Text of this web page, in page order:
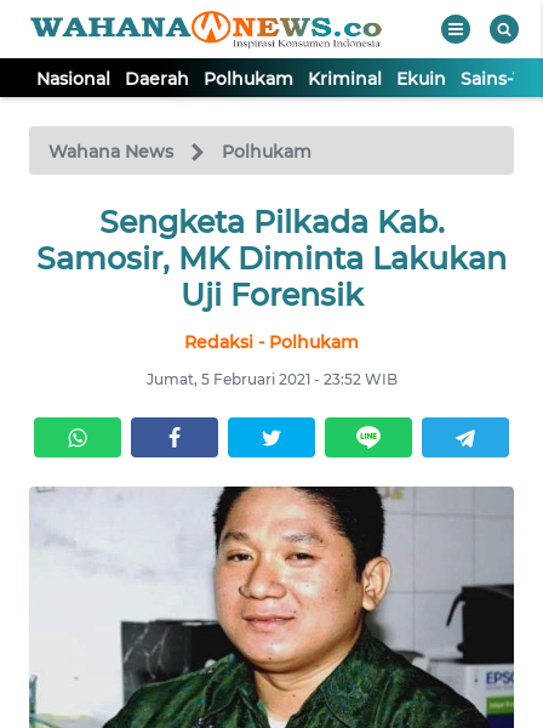
Nasional Daerah Polhukam Kriminal Ekuin Sains-
Wahana News Polhukam
Sengketa Pilkada Kab.
Samosir, MK Diminta Lakukan
Uji Forensik
Redaksi - Polhukam
Jumat, 5 Februari 2021 - 23:52 WIB
TV
Tutup
NASIONAL
KRIMINAL
EKUIN
KESEHATAN
INTERNASIONAL